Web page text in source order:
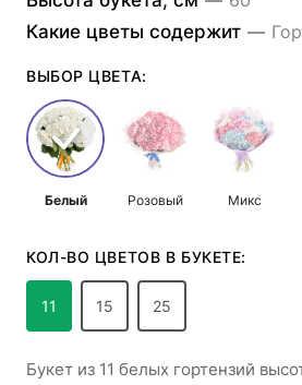
Какие цветы содержит —
ВЫБОР ЦВЕТА:
Белый Розовый Микс
КОЛ-ВО ЦВЕТОВ В БУКЕТЕ:
11 15 25
Букет из 11 белых гортензий